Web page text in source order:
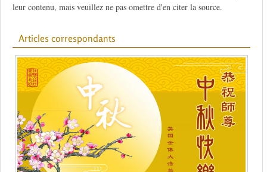
leur contenu, mais veuillez ne pas omettre d'en citer la source.
Articles correspondants